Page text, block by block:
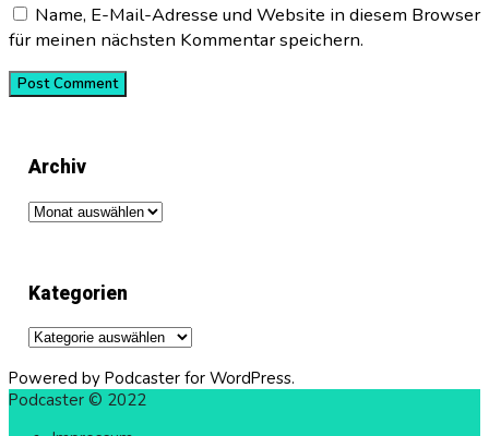
Name, E-Mail-Adresse und Website in diesem Browser
für meinen nächsten Kommentar speichern.
Archiv
Archiv
Kategorien
Kategorien
Powered by Podcaster for WordPress.
Podcaster © 2022